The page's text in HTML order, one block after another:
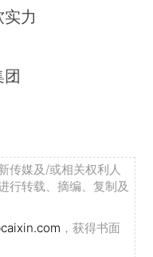
实力
传媒及/或相关权利人
行转载、摘编、复制及
，获得书面